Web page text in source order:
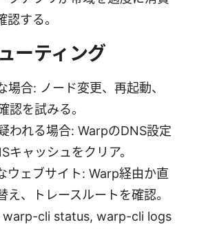
認する。
ーティング
場合: ノード変更、再起動、
認を試みる。
われる場合: WarpのDNS設定
キャッシュをクリア。
ウェブサイト: Warp経由か直
え、トレースルートを確認。
warp-cli status, warp-cli logs